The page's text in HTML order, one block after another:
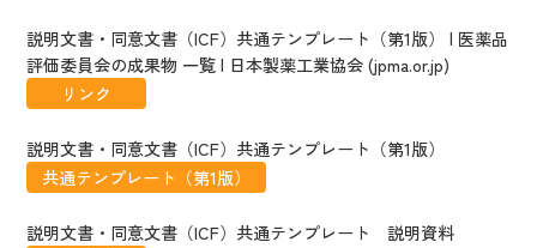
説明文書・同意文書（ICF）共通テンプレート（第1版） | 医薬品
評価委員会の成果物 一覧 | 日本製薬工業協会 (jpma.or.jp)
リンク
説明文書・同意文書（ICF）共通テンプレート（第1版）
共通テンプレート（第1版）
説明文書・同意文書（ICF）共通テンプレート 説明資料